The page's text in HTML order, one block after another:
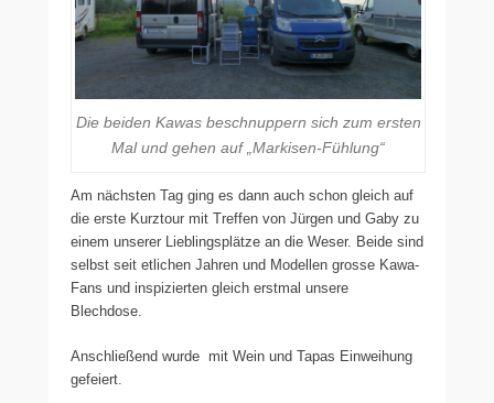
Die beiden Kawas beschnuppern sich zum ersten
Mal und gehen auf „Markisen-Fühlung“
Am nächsten Tag ging es dann auch schon gleich auf
die erste Kurztour mit Treffen von Jürgen und Gaby zu
einem unserer Lieblingsplätze an die Weser. Beide sind
selbst seit etlichen Jahren und Modellen grosse Kawa-
Fans und inspizierten gleich erstmal unsere
Blechdose.
Anschließend wurde mit Wein und Tapas Einweihung
gefeiert.